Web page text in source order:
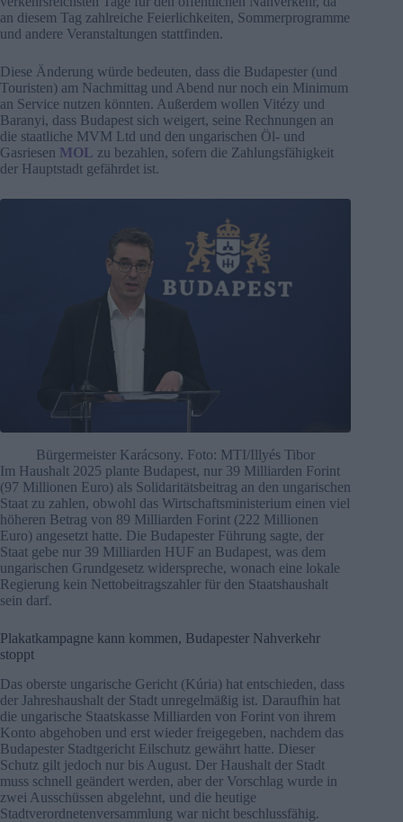
an diesem Tag zahlreiche Feierlichkeiten, Sommerprogramme
und andere Veranstaltungen stattfinden.
Diese Änderung würde bedeuten, dass die Budapester (und
Touristen) am Nachmittag und Abend nur noch ein Minimum
an Service nutzen könnten. Außerdem wollen Vitézy und
Baranyi, dass Budapest sich weigert, seine Rechnungen an
die staatliche MVM Ltd und den ungarischen Öl- und
Gasriesen MOL zu bezahlen, sofern die Zahlungsfähigkeit
der Hauptstadt gefährdet ist.
Bürgermeister Karácsony. Foto: MTI/Illyés Tibor
Im Haushalt 2025 plante Budapest, nur 39 Milliarden Forint
(97 Millionen Euro) als Solidaritätsbeitrag an den ungarischen
Staat zu zahlen, obwohl das Wirtschaftsministerium einen viel
höheren Betrag von 89 Milliarden Forint (222 Millionen
Euro) angesetzt hatte. Die Budapester Führung sagte, der
Staat gebe nur 39 Milliarden HUF an Budapest, was dem
ungarischen Grundgesetz widerspreche, wonach eine lokale
Regierung kein Nettobeitragszahler für den Staatshaushalt
sein darf.
Plakatkampagne kann kommen, Budapester Nahverkehr
stoppt
Das oberste ungarische Gericht (Kúria) hat entschieden, dass
der Jahreshaushalt der Stadt unregelmäßig ist. Daraufhin hat
die ungarische Staatskasse Milliarden von Forint von ihrem
Konto abgehoben und erst wieder freigegeben, nachdem das
Budapester Stadtgericht Eilschutz gewährt hatte. Dieser
Schutz gilt jedoch nur bis August. Der Haushalt der Stadt
muss schnell geändert werden, aber der Vorschlag wurde in
zwei Ausschüssen abgelehnt, und die heutige
Stadtverordnetenversammlung war nicht beschlussfähig.